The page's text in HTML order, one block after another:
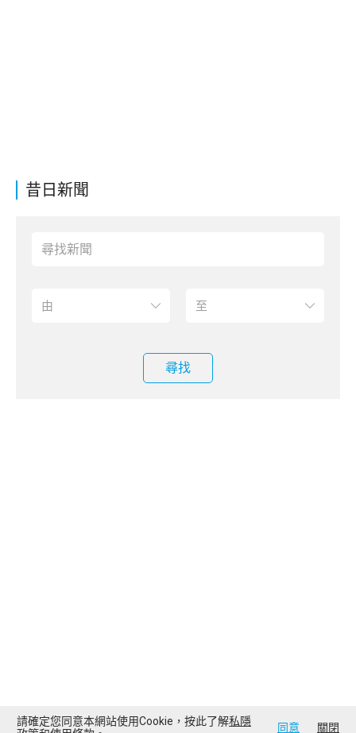
昔日新聞
尋找
請確定您同意本網站使用Cookie，按此了解私隱
同意 關閉